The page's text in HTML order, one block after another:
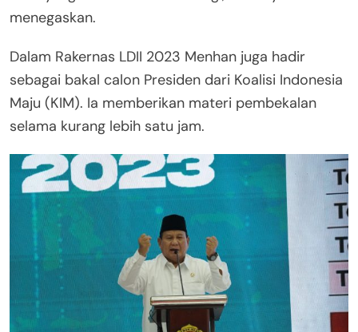
menegaskan.
Dalam Rakernas LDII 2023 Menhan juga hadir
sebagai bakal calon Presiden dari Koalisi Indonesia
Maju (KIM). Ia memberikan materi pembekalan
selama kurang lebih satu jam.